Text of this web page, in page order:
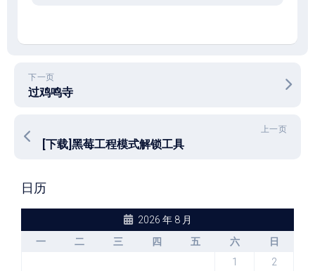
下一页
过鸡鸣寺
上一页
[下载]黑莓工程模式解锁工具
日历
2026 年 8 月
一
二 三 四 五 六
日
1
2